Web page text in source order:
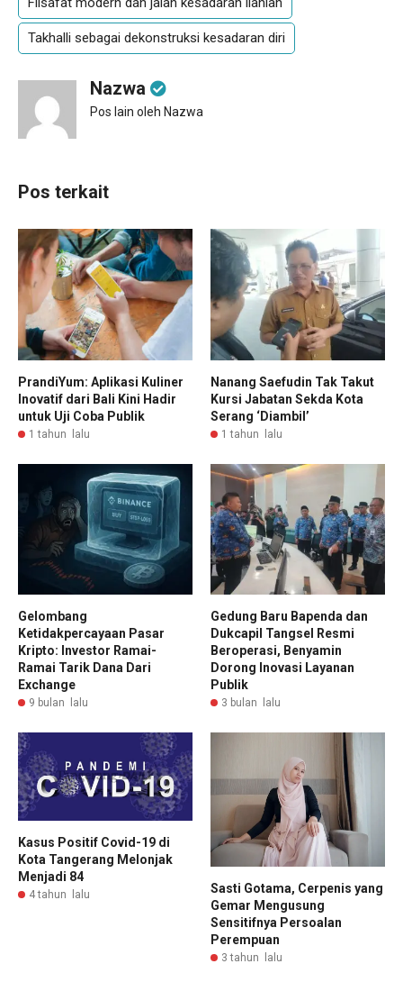
Takhalli sebagai dekonstruksi kesadaran diri
Nazwa
Pos lain oleh Nazwa
Pos terkait
PrandiYum: Aplikasi Kuliner
Inovatif dari Bali Kini Hadir
untuk Uji Coba Publik
1 tahun lalu
Nanang Saefudin Tak Takut
Kursi Jabatan Sekda Kota
Serang ‘Diambil’
1 tahun lalu
Gelombang
Ketidakpercayaan Pasar
Kripto: Investor Ramai-
Ramai Tarik Dana Dari
Exchange
9 bulan lalu
Gedung Baru Bapenda dan
Dukcapil Tangsel Resmi
Beroperasi, Benyamin
Dorong Inovasi Layanan
Publik
3 bulan lalu
Kasus Positif Covid-19 di
Kota Tangerang Melonjak
Menjadi 84
4 tahun lalu
Sasti Gotama, Cerpenis yang
Gemar Mengusung
Sensitifnya Persoalan
Perempuan
3 tahun lalu